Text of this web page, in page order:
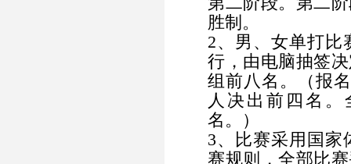
胜制。
2、男、女单打比
行，由电脑抽签
组前八名。（报
人决出前四名
名。）
3、比赛采用国家
赛规则，全部比